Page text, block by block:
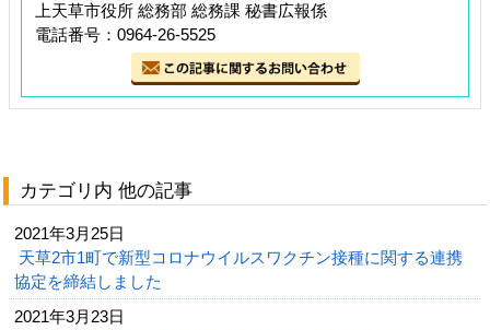
上天草市役所 総務部 総務課 秘書広報係
電話番号：0964-26-5525
カテゴリ内 他の記事
2021年3月25日
天草2市1町で新型コロナウイルスワクチン接種に関する連携
協定を締結しました
2021年3月23日